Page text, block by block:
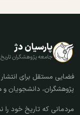
پارسیان دژ
جامعه پژوهشگران تاریخ
فضایی مستقل برای
پژوهشگران، دانشجویان و
مردمانی که تاریخ خود را